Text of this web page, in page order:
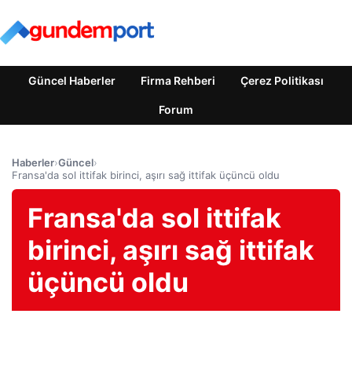
Güncel Haberler Firma Rehberi Çerez Politikası
Forum
Haberler›Güncel›
Fransa'da sol ittifak birinci, aşırı sağ ittifak üçüncü oldu
Fransa'da sol ittifak
birinci, aşırı sağ ittifak
üçüncü oldu